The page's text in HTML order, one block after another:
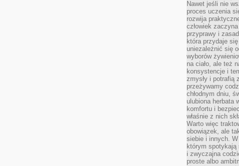
Nawet jeśli nie
proces uczenia
rozwija
człowiek
przyprawy i
która przydaje
uniezależnić się
wyborów
na ciało, ale też
konsystencje i
zmysły i potrafią
przeżywamy
chłodnym dniu,
ulubiona herbata
komfortu i
właśnie z nich
Warto więc
obowiązek, ale
siebie i innych.
którym
i zwyczajna
proste albo